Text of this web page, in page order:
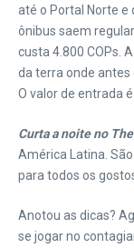
até o Portal Norte e
ônibus saem
custa 4.800 COPs.
da terra onde antes
O valor de entrada
Curta a noite no
América Latina.
para todos os
Anotou as dicas?
se jogar no